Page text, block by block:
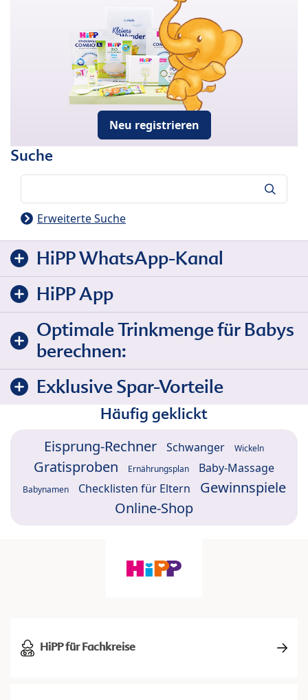
Neu registrieren
Suche
Erweiterte Suche
HiPP WhatsApp-Kanal
HiPP App
Optimale Trinkmenge für Babys
berechnen:
Exklusive Spar-Vorteile
Häufig geklickt
Eisprung-Rechner Schwanger Wickeln
Gratisproben Ernährungsplan Baby-Massage
Babynamen Checklisten für Eltern
Gewinnspiele
Online-Shop
HiPP für Fachkreise